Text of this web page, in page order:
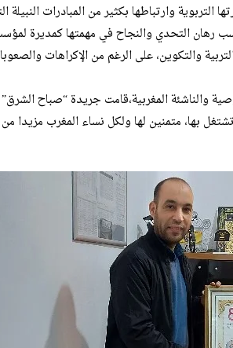
وارتباطها بكثير من المبادرات النبيلة
رهان التحدي والنجاح في مهمتها كمديرة
والتكوين، على الرغم من الإكراهات
والناشئة المغربية،قامت جريدة “صباح
بها، متمنين لها ولكل نساء المغرب مزيدا